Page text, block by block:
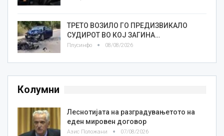
ТРЕТО ВОЗИЛО ГО ПРЕДИЗВИКАЛО
СУДИРОТ ВО КОЈ ЗАГИНА…
Плусинфо 08/08/2026
Колумни
Леснотијата на разградувањетото на
еден мировен договор
Азис Положани 07/08/2026